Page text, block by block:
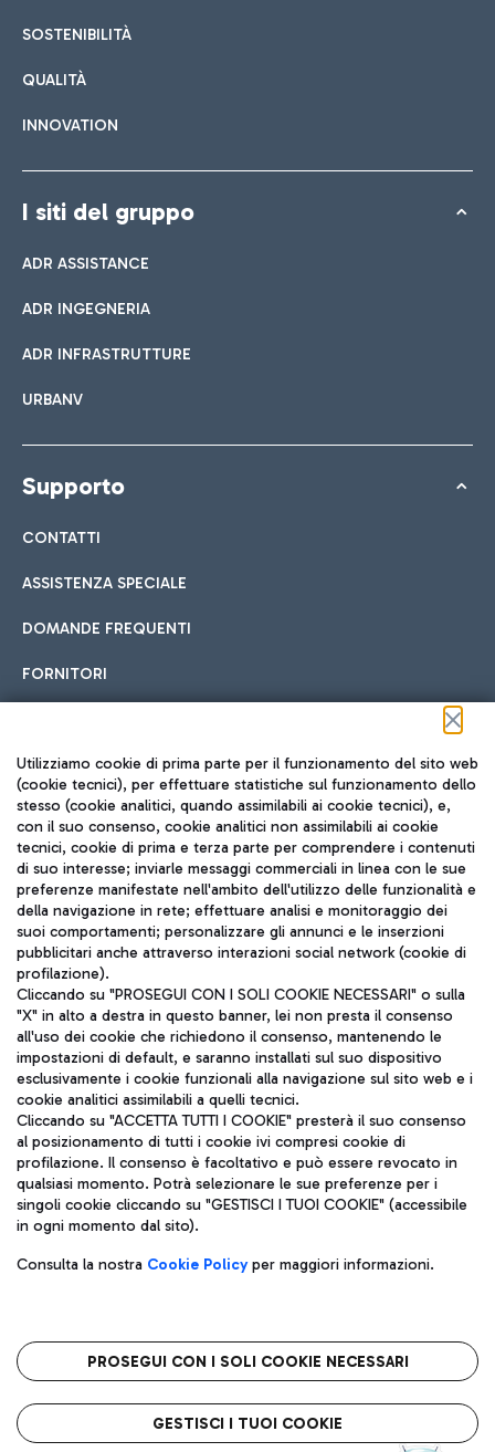
SOSTENIBILITÀ
QUALITÀ
INNOVATION
I siti del gruppo
ADR ASSISTANCE
ADR INGEGNERIA
ADR INFRASTRUTTURE
URBANV
Supporto
CONTATTI
ASSISTENZA SPECIALE
DOMANDE FREQUENTI
FORNITORI
Seguici sui social
TRAVEL JOURNAL
ITA
Aeroporti di Roma S.p.A. - Società soggetta a direzione e
coordinamento di Mundys S.p.A.
Codice fiscale e Registro delle Imprese di Roma 13032990155 P.
IVA 06572251004
Capitale sociale 62.224.743,00 int. vers.
Sede legale: Via Pier Paolo Racchetti 1 - 00054 Fiumicino (RM)
telefono +39 06 65951
Privacy policy
Note legali
Roma FCO
L'aeroporto stellato
Utilizziamo cookie di prima parte per il funzionamento del sito web
(cookie tecnici), per effettuare statistiche sul funzionamento dello
stesso (cookie analitici, quando assimilabili ai cookie tecnici), e,
con il suo consenso, cookie analitici non assimilabili ai cookie
tecnici, cookie di prima e terza parte per comprendere i contenuti
di suo interesse; inviarle messaggi commerciali in linea con le sue
preferenze manifestate nell'ambito dell'utilizzo delle funzionalità e
della navigazione in rete; effettuare analisi e monitoraggio dei
suoi comportamenti; personalizzare gli annunci e le inserzioni
pubblicitari anche attraverso interazioni social network (cookie di
profilazione).
Cliccando su "PROSEGUI CON I SOLI COOKIE NECESSARI" o sulla
"X" in alto a destra in questo banner, lei non presta il consenso
all'uso dei cookie che richiedono il consenso, mantenendo le
impostazioni di default, e saranno installati sul suo dispositivo
esclusivamente i cookie funzionali alla navigazione sul sito web e i
cookie analitici assimilabili a quelli tecnici.
Cliccando su "ACCETTA TUTTI I COOKIE" presterà il suo consenso
al posizionamento di tutti i cookie ivi compresi cookie di
profilazione. Il consenso è facoltativo e può essere revocato in
qualsiasi momento. Potrà selezionare le sue preferenze per i
singoli cookie cliccando su "GESTISCI I TUOI COOKIE" (accessibile
in ogni momento dal sito).
Consulta la nostra Cookie Policyper maggiori informazioni.
PROSEGUI CON I SOLI COOKIE NECESSARI
GESTISCI I TUOI COOKIE